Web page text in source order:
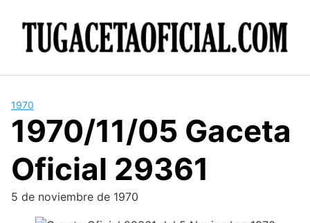
1970
1970/11/05 Gaceta
Oficial 29361
5 de noviembre de 1970